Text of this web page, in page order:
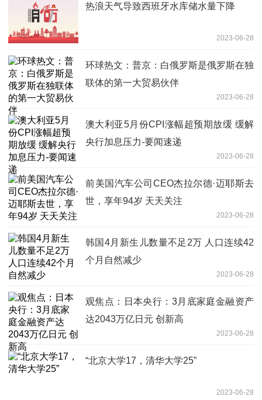
热浪天气导致西班牙水库储水量下降
2023-06-28
环球热文：普京：白俄罗斯是俄罗斯在独
联体的第一大贸易伙伴
2023-06-28
澳大利亚5月份CPI涨幅超预期放缓 缓解
央行加息压力-要闻速递
2023-06-28
前美国汽车公司CEO杰拉尔德·迈耶斯去
世，享年94岁 天天关注
2023-06-28
韩国4月新生儿数量不足2万 人口连续42
个月自然减少
2023-06-28
观焦点：日本央行：3月底家庭金融资产
达2043万亿日元 创新高
2023-06-28
“北京大学17，清华大学25”
2023-06-28